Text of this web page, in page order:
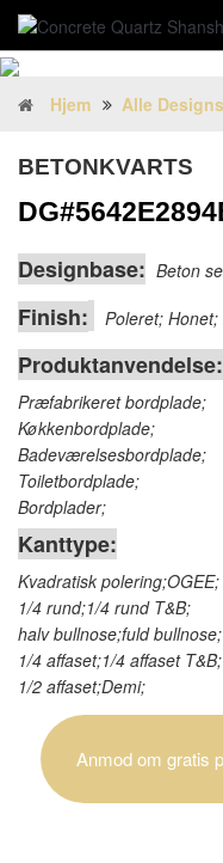
Hjem Alle Designs
BETONKVARTS
Designbase: Beton
Finish: Poleret;
Produktanvendelse:
Præfabrikeret bordplade;
Køkkenbordplade;
Badeværelsesbordplade;
Toiletbordplade;
Bordplader;
Kanttype:
Kvadratisk polering;OGEE;
1/4 rund;1/4 rund T&B;
halv bullnose;fuld bullnose;
1/4 affaset;1/4 affaset T&B;
1/2 affaset;Demi;
Anmod om gratis